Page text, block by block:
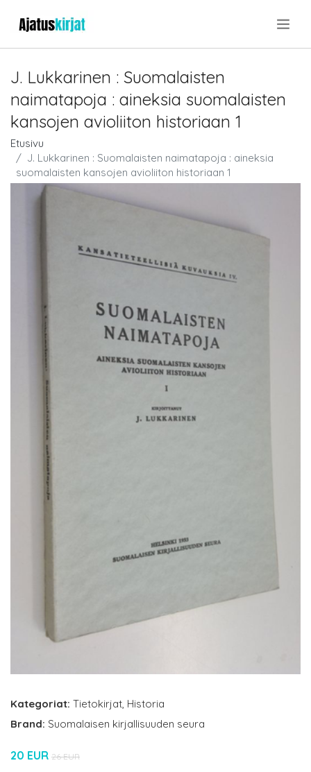
J. Lukkarinen : Suomalaisten
naimatapoja : aineksia suomalaisten
kansojen avioliiton historiaan 1
Etusivu
J. Lukkarinen : Suomalaisten naimatapoja : aineksia
suomalaisten kansojen avioliiton historiaan 1
Kategoriat: Tietokirjat Historia
Brand: Suomalaisen kirjallisuuden seura
20 EUR 26 EUR